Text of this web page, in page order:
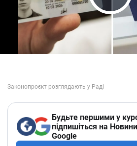
Play
Будьте першими у
підпишіться на
Google